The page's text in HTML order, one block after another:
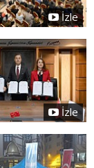
İzle
İzle